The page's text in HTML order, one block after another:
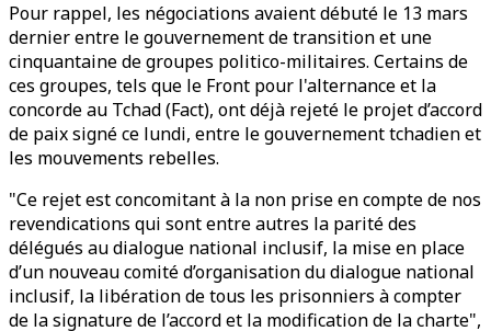
Pour rappel, les négociations avaient débuté le 13 mars
dernier entre le gouvernement de transition et une
cinquantaine de groupes politico-militaires. Certains de
ces groupes, tels que le Front pour l'alternance et la
concorde au Tchad (Fact), ont déjà rejeté le projet d’accord
de paix signé ce lundi, entre le gouvernement tchadien et
les mouvements rebelles.
"Ce rejet est concomitant à la non prise en compte de nos
revendications qui sont entre autres la parité des
délégués au dialogue national inclusif, la mise en place
d’un nouveau comité d’organisation du dialogue national
inclusif, la libération de tous les prisonniers à compter
de la signature de l’accord et la modification de la charte",